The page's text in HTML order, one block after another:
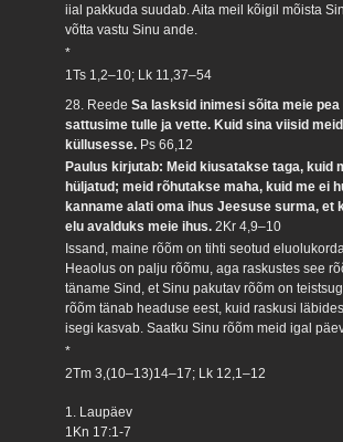
iial pakkuda suudab. Aita meil kõigil mõista
võtta vastu Sinu ande.
*
1Ts 1,2–10; Lk 11,37–54
28. ReedeSa lasksid inimesi sõita meie pea
sattusime tulle ja vette. Kuid sina viisid
küllusesse. Ps 66,12
Paulus kirjutab: Meid kiusatakse taga, kuid
hüljatud; meid rõhutakse maha, kuid me ei
kanname alati oma ihus Jeesuse surma, et
elu avalduks meie ihus.2Kr 4,9–10
Issand, maine rõõm on tihti seotud
Heaolus on palju rõõmu, aga raskustes see
täname Sind, et Sinu pakutav rõõm on
rõõm tänab headuse eest, kuid raskusi
isegi kasvab. Saatku Sinu rõõm meid igal
*
2Tm 3,(10–13)14–17; Lk 12,1–12
1. Laupäev
1Kn 17:1-7